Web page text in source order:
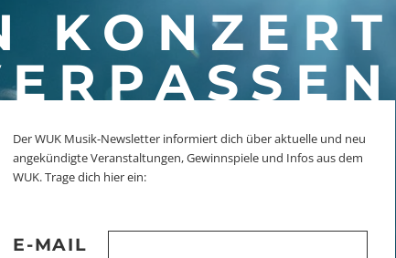
KONZERT
Der WUK Musik-Newsletter informiert dich über aktuelle und neu
angekündigte Veranstaltungen, Gewinnspiele und Infos aus dem
WUK. Trage dich hier ein:
E-MAIL